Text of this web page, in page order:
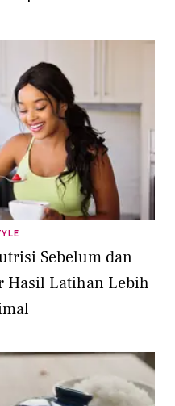
Sebelum dan
Hasil Latihan Lebih